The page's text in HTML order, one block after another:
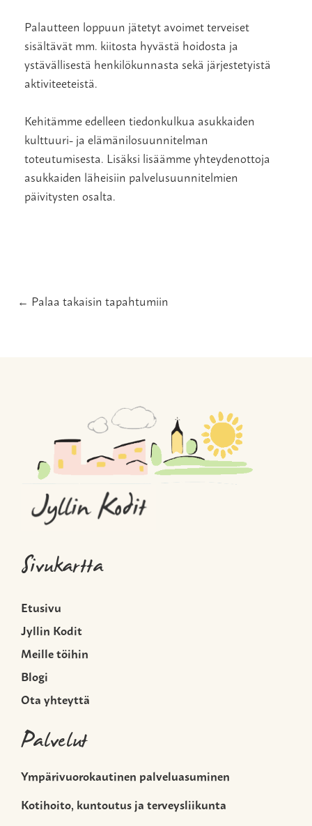
Palautteen loppuun jätetyt avoimet terveiset
sisältävät mm. kiitosta hyvästä hoidosta ja
ystävällisestä henkilökunnasta sekä järjestetyistä
aktiviteeteistä.
Kehitämme edelleen tiedonkulkua asukkaiden
kulttuuri- ja elämänilosuunnitelman
toteutumisesta. Lisäksi lisäämme yhteydenottoja
asukkaiden läheisiin palvelusuunnitelmien
päivitysten osalta.
← Palaa takaisin tapahtumiin
Sivukartta
Etusivu
Jyllin Kodit
Meille töihin
Blogi
Ota yhteyttä
Palvelut
Ympärivuorokautinen palveluasuminen
Kotihoito, kuntoutus ja terveysliikunta